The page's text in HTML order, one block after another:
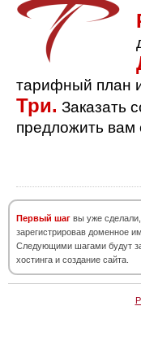
тарифный план
Три. Заказать
предложить вам
Первый шаг вы уже сделали,
зарегистрировав доменное
Следующими шагами будут
хостинга и создание сайта.